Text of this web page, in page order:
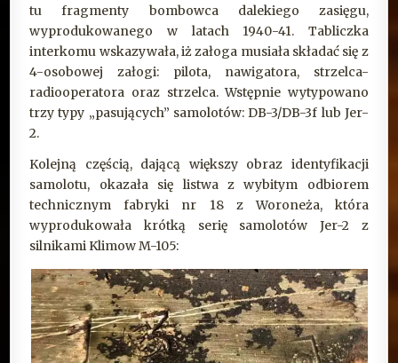
tu fragmenty bombowca dalekiego zasięgu,
wyprodukowanego w latach 1940-41. Tabliczka
interkomu wskazywała, iż załoga musiała składać się z
4-osobowej załogi: pilota, nawigatora, strzelca-
radiooperatora oraz strzelca. Wstępnie wytypowano
trzy typy „pasujących” samolotów: DB-3/DB-3f lub Jer-
2.
Kolejną częścią, dającą większy obraz identyfikacji
samolotu, okazała się listwa z wybitym odbiorem
technicznym fabryki nr 18 z Woroneża, która
wyprodukowała krótką serię samolotów Jer-2 z
silnikami Klimow M-105: